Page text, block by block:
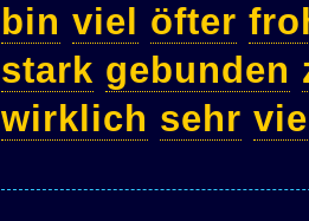
bin viel öfter
stark gebunden
wirklich sehr